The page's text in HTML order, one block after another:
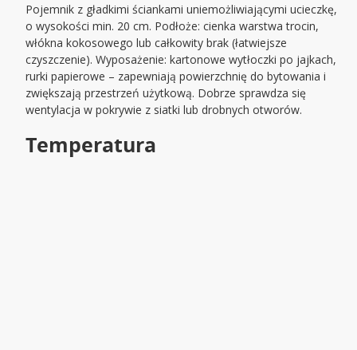
Pojemnik z gładkimi ściankami uniemożliwiającymi ucieczkę,
o wysokości min. 20 cm. Podłoże: cienka warstwa trocin,
włókna kokosowego lub całkowity brak (łatwiejsze
czyszczenie). Wyposażenie: kartonowe wytłoczki po jajkach,
rurki papierowe – zapewniają powierzchnię do bytowania i
zwiększają przestrzeń użytkową. Dobrze sprawdza się
wentylacja w pokrywie z siatki lub drobnych otworów.
Temperatura